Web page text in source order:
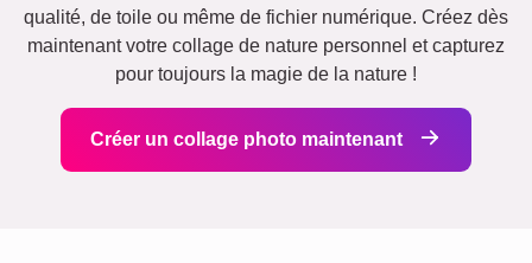
qualité, de toile ou même de fichier numérique. Créez dès
maintenant votre collage de nature personnel et capturez
pour toujours la magie de la nature !
Créer un collage photo maintenant